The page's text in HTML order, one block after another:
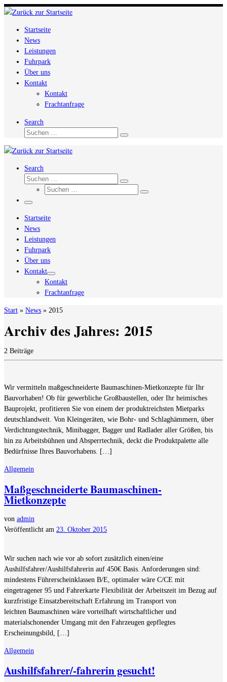
Zum
springenStartseite
News
Leistungen
Fuhrpark
Über uns
Kontakt
Kontakt
Frachtanfrage
Search
Suche
Suchen …
Search
Suche
Suchen …
Suche
Suchen …
Menü
Startseite
News
Leistungen
Fuhrpark
Über uns
Kontakt
Kontakt
Frachtanfrage
Start » News » 2015
Archiv des Jahres: 2015
2 Beiträge
Wir vermitteln maßgeschneiderte Baumaschinen-Mietkonzepte für Ihr
Bauvorhaben! Ob für gewerbliche Großbaustellen, oder Ihr heimisches
Bauprojekt, profitieren Sie von einem der produktreichsten Mietparks
deutschlandweit. Von Kleingeräten, wie Bohr- und Schlaghämmern, über
Verdichtungstechnik, Minibagger, Bagger und Radlader aller Größen, bis
hin zu Arbeitsbühnen und Absperrtechnik, deckt die Produktpalette alle
Bedürfnisse Ihres Bauvorhabens. […]
Allgemein
Maßgeschneiderte Baumaschinen-
Mietkonzepte
von admin
Veröffentlicht am 23. Oktober 2015
Wir suchen nach wie vor ab sofort zusätzlich einen/eine
Aushilfsfahrer/Aushilfsfahrerin auf 450€ Basis. Anforderungen sind:
mindestens Führerscheinklassen B/E, optimaler wäre C/CE mit
eingetragener 95 und Fahrerkarte Flexibilität der Arbeitszeit im Bezug auf
kurzfristige Einsatzbereitschaft Erfahrung im Transport von
leichten Baumaschinen wäre vorteilhaft wirtschaftlicher und
materialschonender Umgang mit den Fahrzeugen gepflegtes
Erscheinungsbild, […]
Allgemein
Aushilfsfahrer/-fahrerin gesucht!